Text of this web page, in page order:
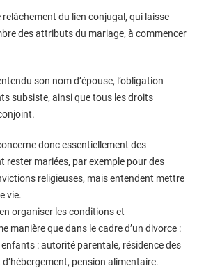
relâchement du lien conjugal, qui laisse
des attributs du mariage, à commencer
son nom d’épouse, l’obligation
subsiste, ainsi que tous les droits
donc essentiellement des
rester mariées, par exemple pour des
religieuses, mais entendent mettre
vie.
organiser les conditions et
manière que dans le cadre d’un divorce :
: autorité parentale, résidence des
pension alimentaire.